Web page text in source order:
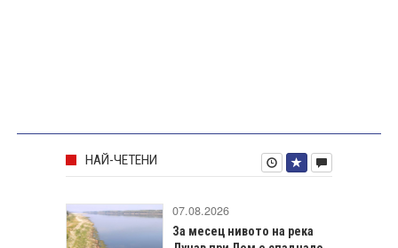
НАЙ-ЧЕТЕНИ
07.08.2026
За месец нивото на река